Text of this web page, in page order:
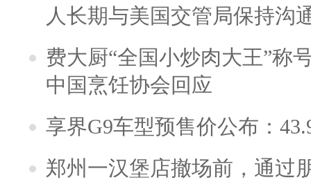
人长期与美国交管局保持沟
费大厨“全国小炒肉大王”称
中国烹饪协会回应
享界G9车型预售价公布：
郑州一汉堡店撤场前，通过